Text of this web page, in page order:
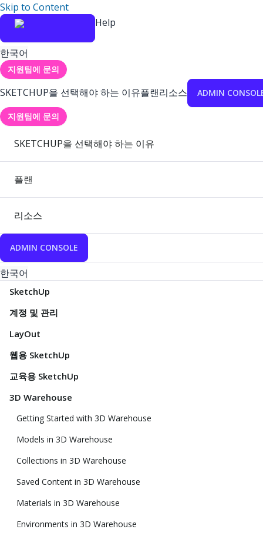
Skip to Content
Help
한국어
지원팀에 문의
SKETCHUP을 선택해야 하는 이유플랜리소스 ADMIN
지원팀에 문의
SKETCHUP을 선택해야 하는 이유
플랜
리소스
ADMIN CONSOLE
한국어
SketchUp
계정 및 관리
LayOut
웹용 SketchUp
교육용 SketchUp
3D Warehouse
Getting Started with 3D Warehouse
Models in 3D Warehouse
Collections in 3D Warehouse
Saved Content in 3D Warehouse
Materials in 3D Warehouse
Environments in 3D Warehouse